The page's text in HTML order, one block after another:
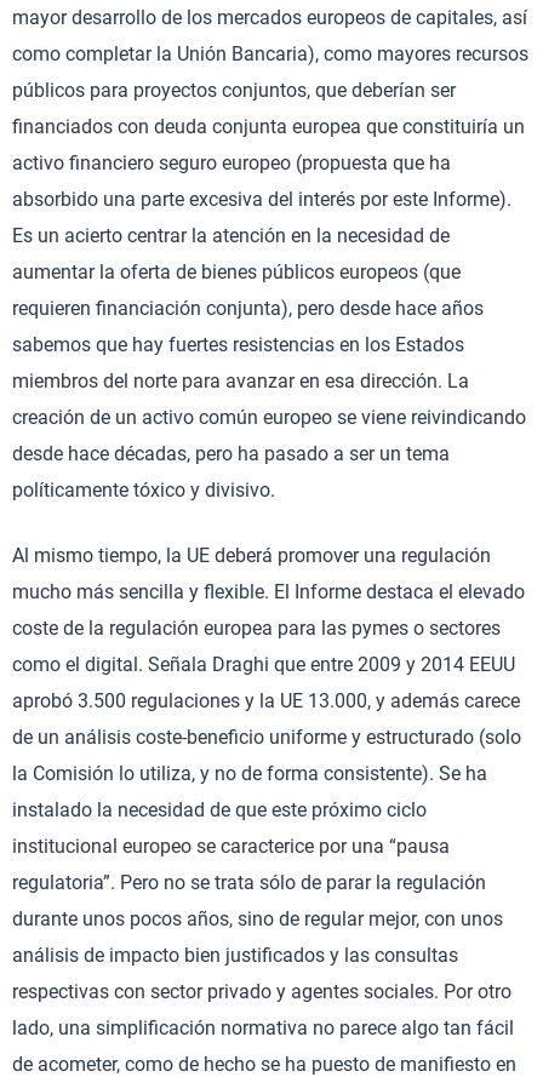
mayor desarrollo de los mercados europeos de capitales, así
como completar la Unión Bancaria), como mayores recursos
públicos para proyectos conjuntos, que deberían ser
financiados con deuda conjunta europea que constituiría un
activo financiero seguro europeo (propuesta que ha
absorbido una parte excesiva del interés por este Informe).
Es un acierto centrar la atención en la necesidad de
aumentar la oferta de bienes públicos europeos (que
requieren financiación conjunta), pero desde hace años
sabemos que hay fuertes resistencias en los Estados
miembros del norte para avanzar en esa dirección. La
creación de un activo común europeo se viene reivindicando
desde hace décadas, pero ha pasado a ser un tema
políticamente tóxico y divisivo.
Al mismo tiempo, la UE deberá promover una regulación
mucho más sencilla y flexible. El Informe destaca el elevado
coste de la regulación europea para las pymes o sectores
como el digital. Señala Draghi que entre 2009 y 2014 EEUU
aprobó 3.500 regulaciones y la UE 13.000, y además carece
de un análisis coste-beneficio uniforme y estructurado (solo
la Comisión lo utiliza, y no de forma consistente). Se ha
instalado la necesidad de que este próximo ciclo
institucional europeo se caracterice por una “pausa
regulatoria”. Pero no se trata sólo de parar la regulación
durante unos pocos años, sino de regular mejor, con unos
análisis de impacto bien justificados y las consultas
respectivas con sector privado y agentes sociales. Por otro
lado, una simplificación normativa no parece algo tan fácil
de acometer, como de hecho se ha puesto de manifiesto en